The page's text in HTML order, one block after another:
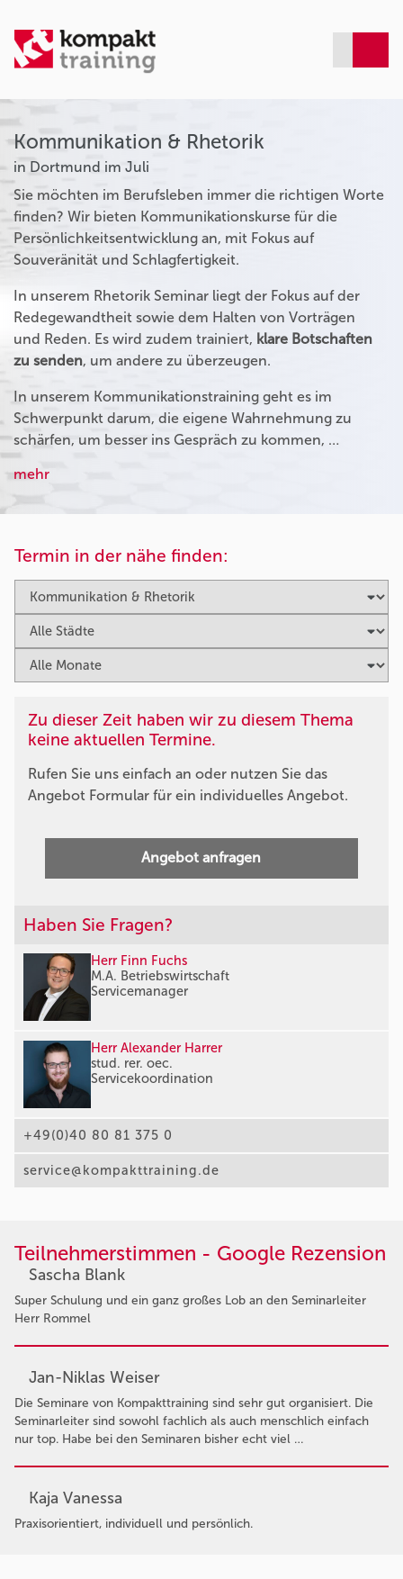
Kommunikation & Rhetorik
in Dortmund im Juli
Sie möchten im Berufsleben immer die richtigen Worte
finden? Wir bieten Kommunikationskurse für die
Persönlichkeitsentwicklung an, mit Fokus auf
Souveränität und Schlagfertigkeit.
In unserem Rhetorik Seminar liegt der Fokus auf der
Redegewandtheit sowie dem Halten von Vorträgen
und Reden. Es wird zudem trainiert, klare Botschaften
zu senden, um andere zu überzeugen.
In unserem Kommunikationstraining geht es im
Schwerpunkt darum, die eigene Wahrnehmung zu
schärfen, um besser ins Gespräch zu kommen, …
mehr
Termin in der nähe finden:
Zu dieser Zeit haben wir zu diesem Thema
keine aktuellen Termine.
Rufen Sie uns einfach an oder nutzen Sie das
Angebot Formular für ein individuelles Angebot.
Angebot anfragen
Haben Sie Fragen?
Herr Finn Fuchs
M.A. Betriebswirtschaft
Servicemanager
Herr Alexander Harrer
stud. rer. oec.
Servicekoordination
+49(0)40 80 81 375 0
service@kompakttraining.de
Teilnehmerstimmen - Google Rezension
Sascha Blank
Super Schulung und ein ganz großes Lob an den Seminarleiter
Herr Rommel
Jan-Niklas Weiser
Die Seminare von Kompakttraining sind sehr gut organisiert. Die
Seminarleiter sind sowohl fachlich als auch menschlich einfach
nur top. Habe bei den Seminaren bisher echt viel …
Kaja Vanessa
Praxisorientiert, individuell und persönlich.